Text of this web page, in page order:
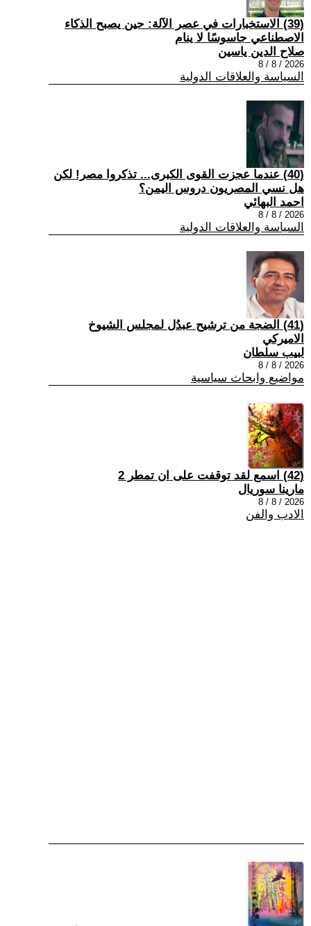
(39) الاستخبارات في عصر الآلة: حين يصبح الذكاء
الاصطناعي جاسوسًا لا ينام
صلاح الدين ياسين
2026 / 8 / 8
السياسة والعلاقات الدولية
(40) عندما عجزت القوى الكبرى... تذكروا مصر! لكن
هل نسي المصريون دروس اليمن؟
احمد البهائي
2026 / 8 / 8
السياسة والعلاقات الدولية
(41) الضجة من ترشيح عبدُل لمجلس الشيوخ
الاميركي
لبيب سلطان
2026 / 8 / 8
مواضيع وابحاث سياسية
(42) اسمع لقد توقفت على ان تمطر 2
مارينا سوريال
2026 / 8 / 8
الادب والفن